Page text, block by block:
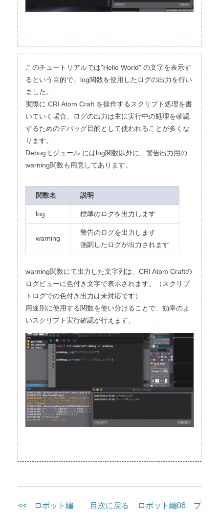
このチュートリアルでは"Hello World" の文字を表示す
るという目的で、log関数を使用したログの出力を行い
ました。
実際に CRI Atom Craft を操作するスクリプト処理を書
いていく場合、ログの出力は主に実行中の処理を確認
するためのデバッグ目的として使われることが多くな
ります。
Debugモジュール にはlog関数以外に、警告出力用の
warning関数も用意してあります。
関数名 説明
log 標準のログを出力します
warning
警告のログを出力します
強調したログが出力されます
warning関数にて出力した文字列は、CRI Atom Craftの
ログビューに色付き文字で表示されます。（スクリプ
トログでの色付き出力は未対応です）
用途別に使用する関数を使い分けることで、効率のよ
いスクリプト実行確認が行えます。
<< ロボット編
目次に戻る
ロボット編06 プ